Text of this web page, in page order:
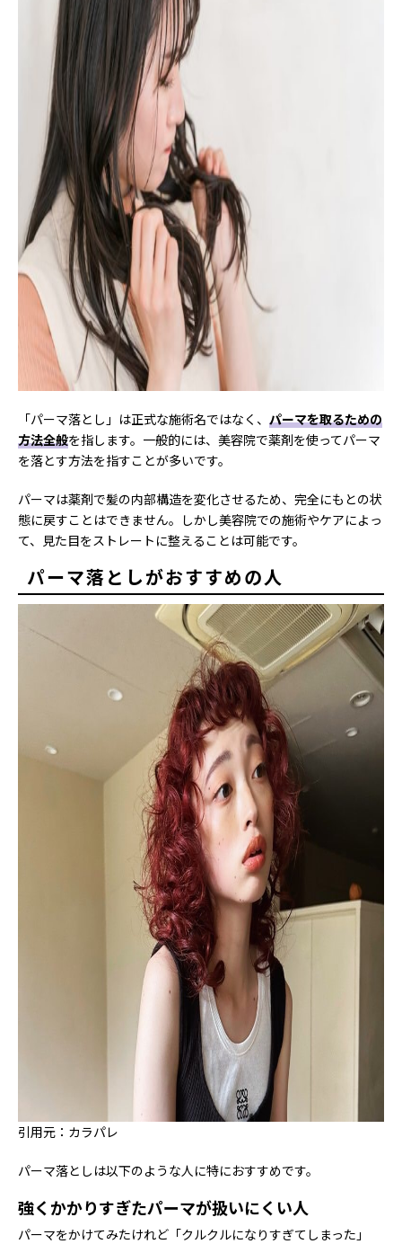
「パーマ落とし」は正式な施術名ではなく、 パーマを取るための
方法全般を指します。一般的には、美容院で薬剤を使ってパーマ
を落とす方法を指すことが多いです。
パーマは薬剤で髪の内部構造を変化させるため、完全にもとの状
態に戻すことはできません。しかし美容院での施術やケアによっ
て、見た目をストレートに整えることは可能です。
パーマ落としがおすすめの人
引用元：カラパレ
パーマ落としは以下のような人に特におすすめです。
強くかかりすぎたパーマが扱いにくい人
パーマをかけてみたけれど「クルクルになりすぎてしまった」